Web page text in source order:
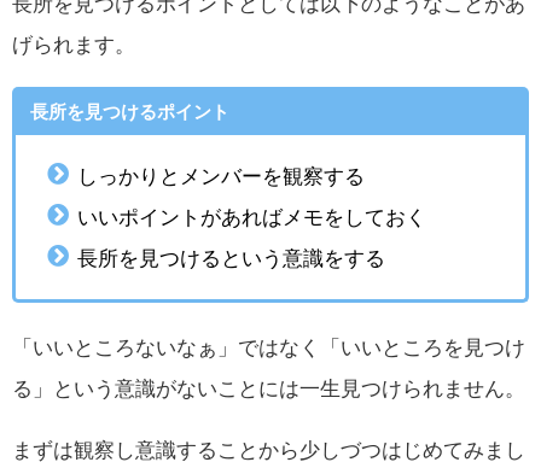
げられます。
長所を見つけるポイント
しっかりとメンバーを観察する
いいポイントがあればメモをしておく
長所を見つけるという意識をする
「いいところないなぁ」ではなく「いいところを見つけ
る」という意識がないことには一生見つけられません。
まずは観察し意識することから少しづつはじめてみまし